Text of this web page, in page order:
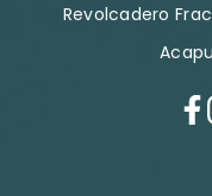
Revolcadero